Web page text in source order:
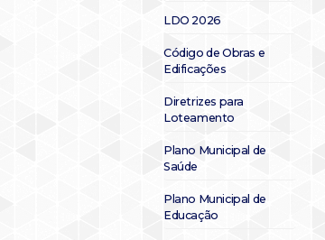
LDO 2026
Código de Obras e
Edificações
Diretrizes para
Loteamento
Plano Municipal de
Saúde
Plano Municipal de
Educação